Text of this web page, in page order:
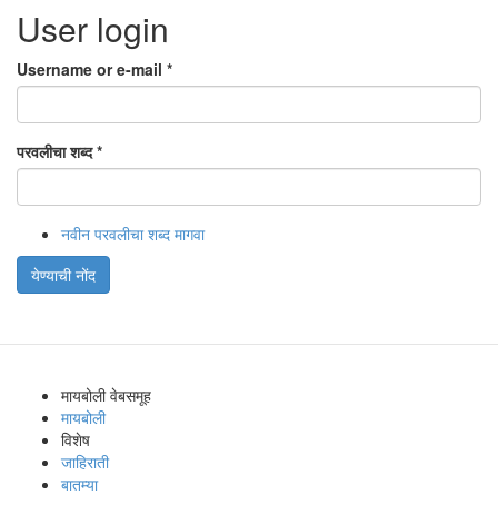
User login
Username or e-mail *
परवलीचा शब्द*
नवीन परवलीचा शब्द मागवा
येण्याची नोंद
मायबोली वेबसमूह
मायबोली
विशेष
जाहिराती
बातम्या